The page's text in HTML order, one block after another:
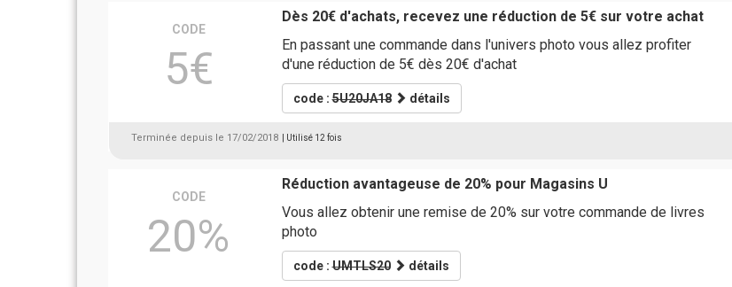
CODE
5€
Dès 20€ d'achats, recevez une réduction de 5€ sur votre achat
En passant une commande dans l'univers photo vous allez profiter
d'une réduction de 5€ dès 20€ d'achat
code :5U20JA18 détails
Terminée depuis le 17/02/2018 | Utilisé 12 fois
CODE
20%
Réduction avantageuse de 20% pour Magasins U
Vous allez obtenir une remise de 20% sur votre commande de livres
photo
code :UMTLS20 détails